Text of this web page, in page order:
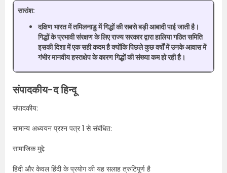
सारांश:
दक्षिण भारत में तमिलनाडु में गिद्धों की सबसे बड़ी आबादी पाई जाती है।
गिद्धों के प्रभावी संरक्षण के लिए राज्य सरकार द्वारा हालिया गठित समिति
इसकी दिशा में एक सही कदम है क्योंकि पिछले कुछ वर्षों में उनके आवास में
गंभीर मानवीय हस्तक्षेप के कारण गिद्धों की संख्या कम हो रही है।
संपादकीय-द हिन्दू
संपादकीय:
सामान्य अध्ययन प्रश्न पत्र 1 से संबंधित:
सामाजिक मुद्दे:
हिंदी और केवल हिंदी के प्रयोग की यह सलाह त्रुटिपूर्ण है